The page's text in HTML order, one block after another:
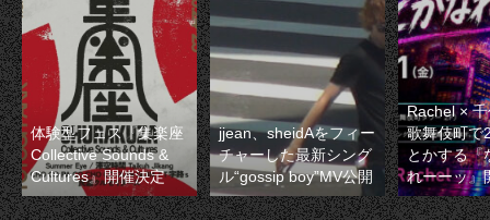
体験型フェス『集楽座
Collective Sounds &
Cultures』開催決定
jjean、sheidAをフィー
チャーした最新シング
ル“gossip boy”MV公開
Rachel ×
歌舞伎町で
とかする『
れーーッ』